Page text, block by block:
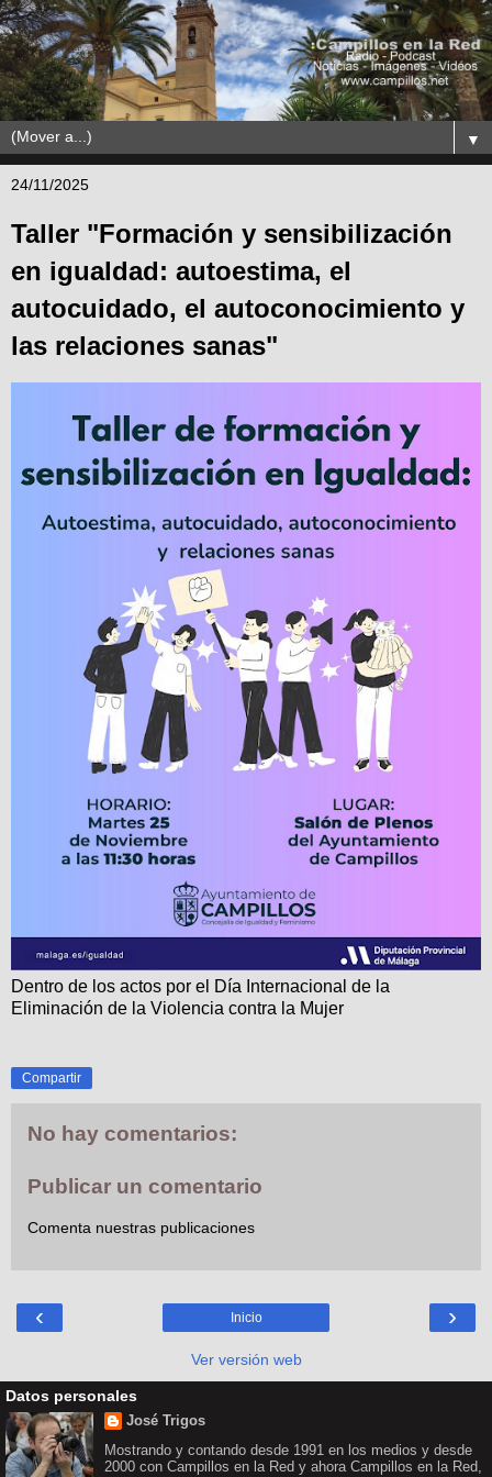
▼
24/11/2025
Taller "Formación y sensibilización
en igualdad: autoestima, el
autocuidado, el autoconocimiento y
las relaciones sanas"
Dentro de los actos por el Día Internacional de la
Eliminación de la Violencia contra la Mujer
Compartir
No hay comentarios:
Publicar un comentario
Comenta nuestras publicaciones
‹ ›
Inicio
Ver versión web
Datos personales
José Trigos
Mostrando y contando desde 1991 en los medios y desde
2000 con Campillos en la Red y ahora Campillos en la Red,